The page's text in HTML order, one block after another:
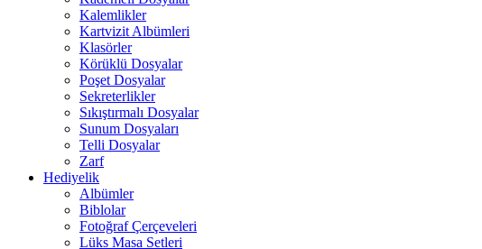
Kalemlikler
Kartvizit Albümleri
Klasörler
Körüklü Dosyalar
Poşet Dosyalar
Sekreterlikler
Sıkıştırmalı Dosyalar
Sunum Dosyaları
Telli Dosyalar
Zarf
Hediyelik
Albümler
Biblolar
Fotoğraf Çerçeveleri
Lüks Masa Setleri